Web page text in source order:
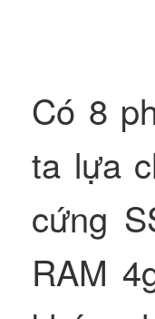
Có 8
ta lựa
cứng
RAM